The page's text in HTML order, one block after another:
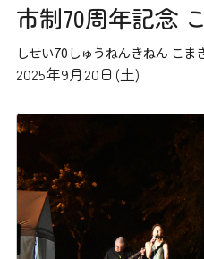
市制70周年記念
しせい70しゅうねんきねん こま
2025年9月20日(土)